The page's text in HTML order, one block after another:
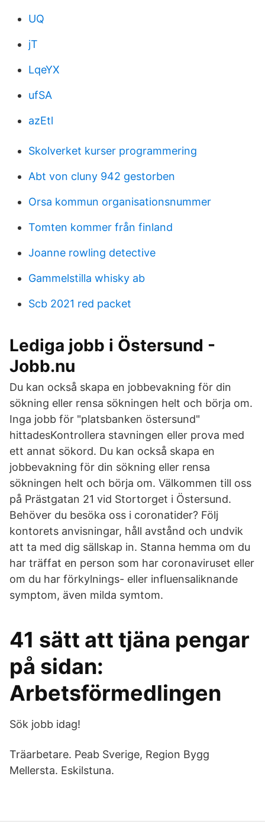
UQ
jT
LqeYX
ufSA
azEtl
Skolverket kurser programmering
Abt von cluny 942 gestorben
Orsa kommun organisationsnummer
Tomten kommer från finland
Joanne rowling detective
Gammelstilla whisky ab
Scb 2021 red packet
Lediga jobb i Östersund -
Jobb.nu
Du kan också skapa en jobbevakning för din
sökning eller rensa sökningen helt och börja om.
Inga jobb för "platsbanken östersund"
hittadesKontrollera stavningen eller prova med
ett annat sökord. Du kan också skapa en
jobbevakning för din sökning eller rensa
sökningen helt och börja om. Välkommen till oss
på Prästgatan 21 vid Stortorget i Östersund.
Behöver du besöka oss i coronatider? Följ
kontorets anvisningar, håll avstånd och undvik
att ta med dig sällskap in. Stanna hemma om du
har träffat en person som har coronaviruset eller
om du har förkylnings- eller influensaliknande
symptom, även milda symtom.
41 sätt att tjäna pengar
på sidan:
Arbetsförmedlingen
Sök jobb idag!
Träarbetare. Peab Sverige, Region Bygg
Mellersta. Eskilstuna.